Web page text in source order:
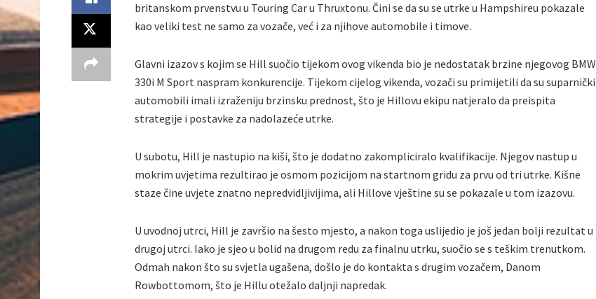
britanskom prvenstvu u Touring Car u Thruxtonu. Čini se da su se utrke u Hampshireu pokazale
kao veliki test ne samo za vozače, već i za njihove automobile i timove.
Glavni izazov s kojim se Hill suočio tijekom ovog vikenda bio je nedostatak brzine njegovog BMW
330i M Sport naspram konkurencije. Tijekom cijelog vikenda, vozači su primijetili da su suparnički
automobili imali izraženiju brzinsku prednost, što je Hillovu ekipu natjeralo da preispita
strategije i postavke za nadolazeće utrke.
U subotu, Hill je nastupio na kiši, što je dodatno zakompliciralo kvalifikacije. Njegov nastup u
mokrim uvjetima rezultirao je osmom pozicijom na startnom gridu za prvu od tri utrke. Kišne
staze čine uvjete znatno nepredvidljivijima, ali Hillove vještine su se pokazale u tom izazovu.
U uvodnoj utrci, Hill je završio na šesto mjesto, a nakon toga uslijedio je još jedan bolji rezultat u
drugoj utrci. Iako je sjeo u bolid na drugom redu za finalnu utrku, suočio se s teškim trenutkom.
Odmah nakon što su svjetla ugašena, došlo je do kontakta s drugim vozačem, Danom
Rowbottomom, što je Hillu otežalo daljnji napredak.